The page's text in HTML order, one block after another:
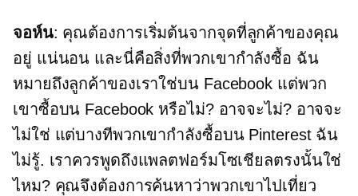
จอห์น: คุณต้องการเริ่มต้นจากจุดที่ลูกค้าของคุณ
อยู่ แน่นอน และนี่คือสิ่งที่พวกเขากำลังซื้อ ฉัน
หมายถึงลูกค้าของเราใช่บน Facebook แต่พวก
เขาซื้อบน Facebook หรือไม่? อาจจะไม่? อาจจะ
ไม่ใช่ แต่บางทีพวกเขากำลังซื้อบน Pinterest ฉัน
ไม่รู้. เราควรพูดถึงแพลตฟอร์มโซเชียลตรงนั้นใช่
ไหม? คุณจึงต้องการค้นหาว่าพวกเขาไปเที่ยว